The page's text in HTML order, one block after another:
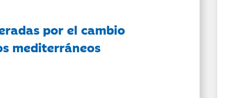
por el cambio
mediterráneos